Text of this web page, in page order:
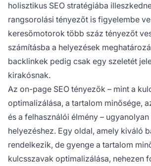
holisztikus SEO stratégiába
rangsorolási tényezőt is figyelembe
keresőmotorok több száz tényezőt
számításba a helyezések
backlinkek pedig csak egy szeletét
kirakósnak.
Az on-page SEO tényezők – mint a
optimalizálása, a tartalom minősége,
és a felhasználói élmény –
helyezéshez. Egy oldal, amely kiváló
rendelkezik, de gyenge a tartalom
kulcsszavak optimalizálása, nehezen